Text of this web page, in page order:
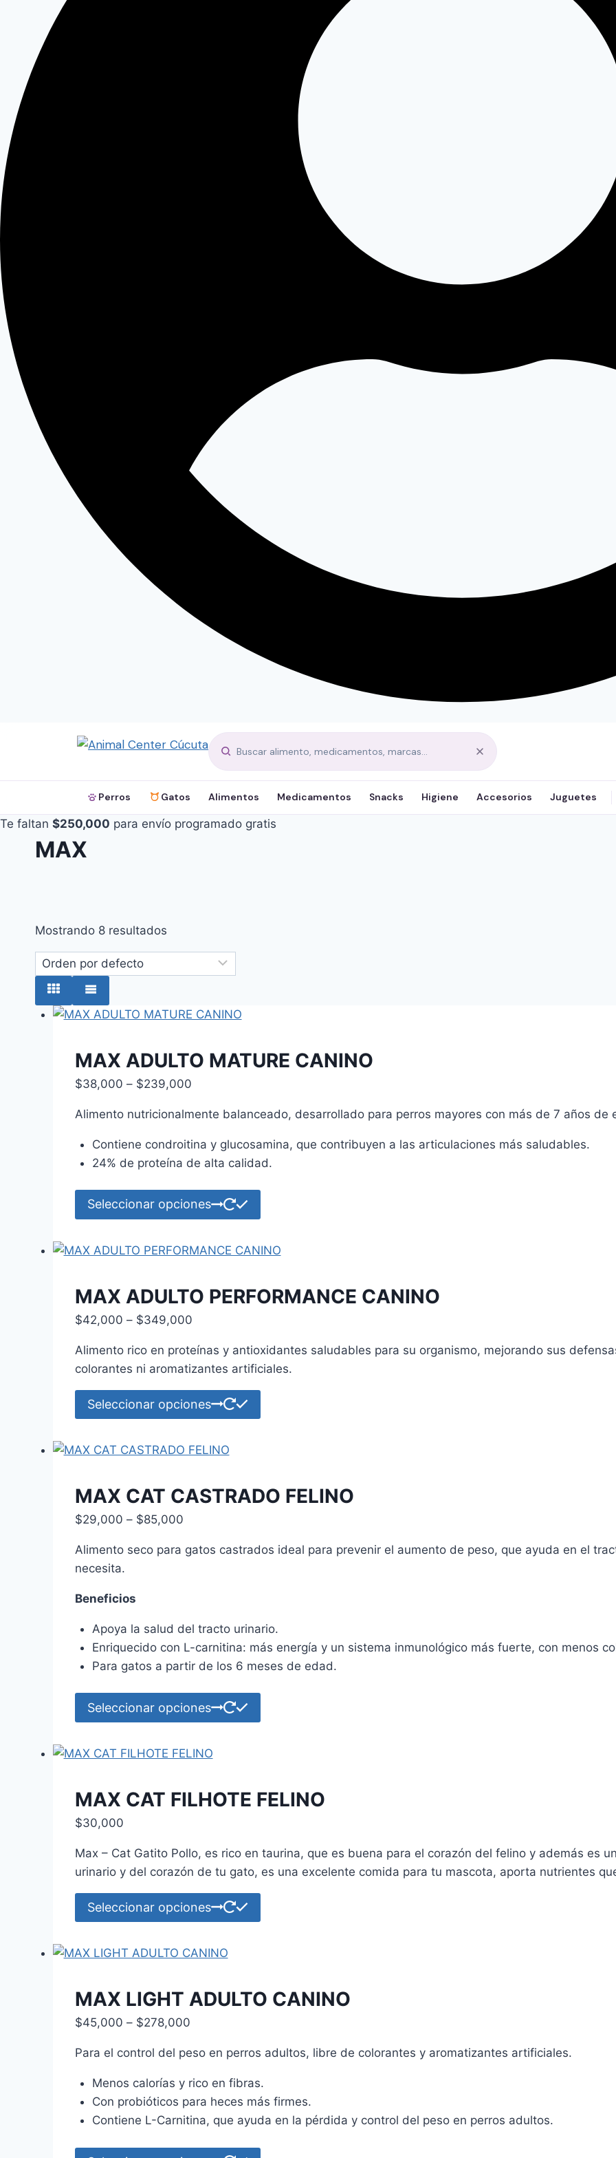
Perros Gatos Alimentos Medicamentos Snacks Higiene Accesorios Juguetes
Te faltan $250,000 para envío programado gratis
MAX
Mostrando 8 resultados
MAX ADULTO MATURE CANINO
$38,000 – $239,000Price
$38,000
through
$239,000
Alimento nutricionalmente balanceado, desarrollado para perros mayores con más de 7 años de
Contiene condroitina y glucosamina, que contribuyen a las articulaciones más saludables.
24% de proteína de alta calidad.
Seleccionar opciones
producto
múltiples
Las
pueden
elegir
página
MAX ADULTO PERFORMANCE CANINO
$42,000 – $349,000Price
$42,000
through
$349,000
Alimento rico en proteínas y antioxidantes saludables para su organismo, mejorando sus
colorantes ni aromatizantes artificiales.
Seleccionar opciones
producto
Las
pueden
página
de
producto
MAX CAT CASTRADO FELINO
$29,000 – $85,000Price
$29,000
Alimento seco para gatos castrados ideal para prevenir el aumento de peso, que ayuda en el
necesita.
Beneficios
Apoya la salud del tracto urinario.
Enriquecido con L-carnitina: más energía y un sistema inmunológico más fuerte, con menos
Para gatos a partir de los 6 meses de edad.
Seleccionar opciones
producto
Las
pueden
elegir
página
MAX CAT FILHOTE FELINO
$30,000
Max – Cat Gatito Pollo, es rico en taurina, que es buena para el corazón del felino y además es
urinario y del corazón de tu gato, es una excelente comida para tu mascota, aporta nutrientes
Seleccionar opciones
producto
Las
pueden
en
la
página
MAX LIGHT ADULTO CANINO
$45,000 – $278,000Price
$45,000
through
$278,000
Para el control del peso en perros adultos, libre de colorantes y aromatizantes artificiales.
Menos calorías y rico en fibras.
Con probióticos para heces más firmes.
Contiene L-Carnitina, que ayuda en la pérdida y control del peso en perros adultos.